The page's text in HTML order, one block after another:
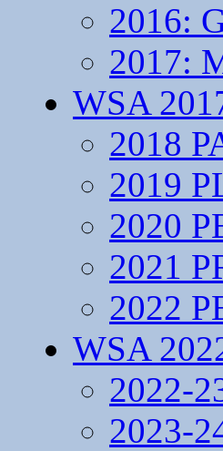
2016:
2017:
WSA
2018
2019
2020
2021
2022
WSA
2022-
2023-